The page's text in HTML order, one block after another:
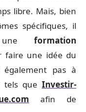
libre. Mais, bien
spécifiques, il
une formation
faire une idée du
également pas à
tels que Investir-
afin de